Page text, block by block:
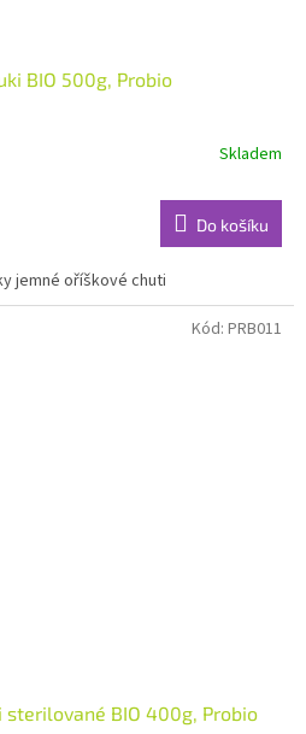
BIO 500g, Probio
Skladem
Do košíku
jemné oříškové chuti
BIO 400g, Probio
Kód: PRB011